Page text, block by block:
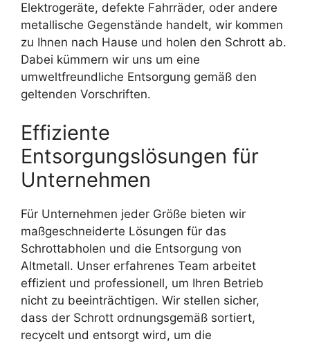
Elektrogeräte, defekte Fahrräder, oder andere
metallische Gegenstände handelt, wir kommen
zu Ihnen nach Hause und holen den Schrott ab.
Dabei kümmern wir uns um eine
umweltfreundliche Entsorgung gemäß den
geltenden Vorschriften.
Effiziente
Entsorgungslösungen für
Unternehmen
Für Unternehmen jeder Größe bieten wir
maßgeschneiderte Lösungen für das
Schrottabholen und die Entsorgung von
Altmetall. Unser erfahrenes Team arbeitet
effizient und professionell, um Ihren Betrieb
nicht zu beeinträchtigen. Wir stellen sicher,
dass der Schrott ordnungsgemäß sortiert,
recycelt und entsorgt wird, um die